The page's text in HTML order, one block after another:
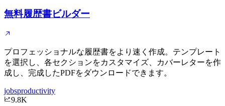
無料履歴書ビルダー
プロフェッショナルな履歴書をより速く作成。テンプレート
を選択し、各セクションをカスタマイズ、カバーレターを作
成し、完成したPDFをダウンロードできます。
jobsproductivity
9.8K